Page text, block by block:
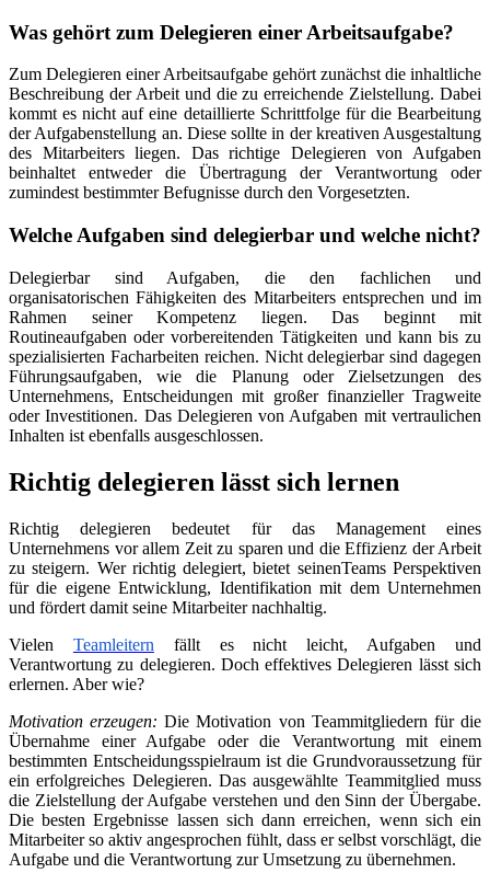
Was gehört zum Delegieren einer Arbeitsaufgabe?
Zum Delegieren einer Arbeitsaufgabe gehört zunächst die inhaltliche
Beschreibung der Arbeit und die zu erreichende Zielstellung. Dabei
kommt es nicht auf eine detaillierte Schrittfolge für die Bearbeitung
der Aufgabenstellung an. Diese sollte in der kreativen Ausgestaltung
des Mitarbeiters liegen. Das richtige Delegieren von Aufgaben
beinhaltet entweder die Übertragung der Verantwortung oder
zumindest bestimmter Befugnisse durch den Vorgesetzten.
Welche Aufgaben sind delegierbar und welche nicht?
Delegierbar sind Aufgaben, die den fachlichen und
organisatorischen Fähigkeiten des Mitarbeiters entsprechen und im
Rahmen seiner Kompetenz liegen. Das beginnt mit
Routineaufgaben oder vorbereitenden Tätigkeiten und kann bis zu
spezialisierten Facharbeiten reichen. Nicht delegierbar sind dagegen
Führungsaufgaben, wie die Planung oder Zielsetzungen des
Unternehmens, Entscheidungen mit großer finanzieller Tragweite
oder Investitionen. Das Delegieren von Aufgaben mit vertraulichen
Inhalten ist ebenfalls ausgeschlossen.
Richtig delegieren lässt sich lernen
Richtig delegieren bedeutet für das Management eines
Unternehmens vor allem Zeit zu sparen und die Effizienz der Arbeit
zu steigern. Wer richtig delegiert, bietet seinenTeams Perspektiven
für die eigene Entwicklung, Identifikation mit dem Unternehmen
und fördert damit seine Mitarbeiter nachhaltig.
Vielen Teamleitern fällt es nicht leicht, Aufgaben und
Verantwortung zu delegieren. Doch effektives Delegieren lässt sich
erlernen. Aber wie?
Motivation erzeugen: Die Motivation von Teammitgliedern für die
Übernahme einer Aufgabe oder die Verantwortung mit einem
bestimmten Entscheidungsspielraum ist die Grundvoraussetzung für
ein erfolgreiches Delegieren. Das ausgewählte Teammitglied muss
die Zielstellung der Aufgabe verstehen und den Sinn der Übergabe.
Die besten Ergebnisse lassen sich dann erreichen, wenn sich ein
Mitarbeiter so aktiv angesprochen fühlt, dass er selbst vorschlägt, die
Aufgabe und die Verantwortung zur Umsetzung zu übernehmen.